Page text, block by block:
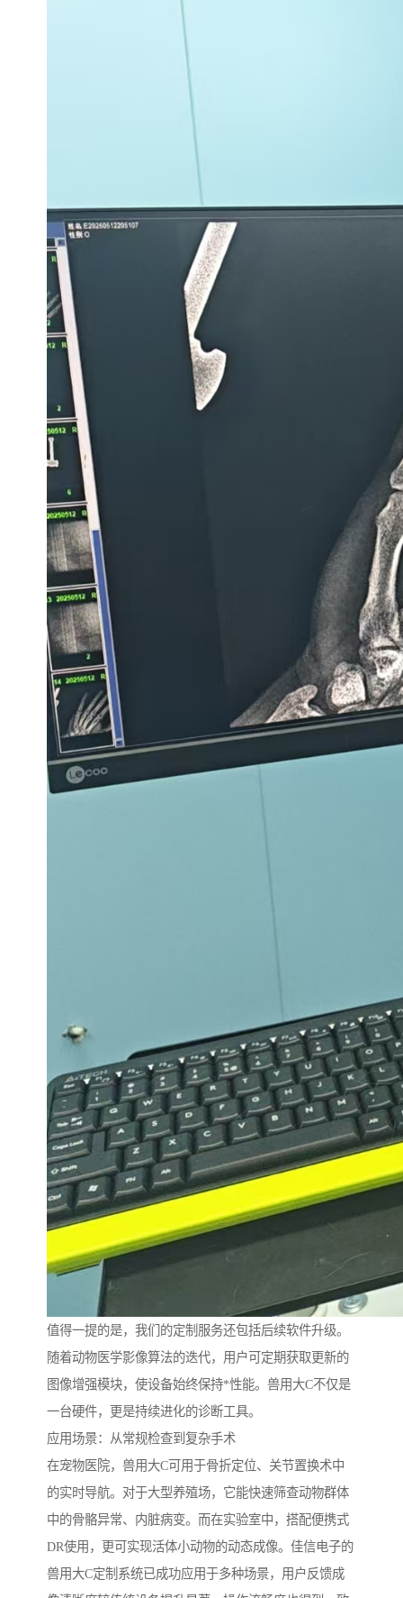
值得一提的是，我们的定制服务还包括后续软件升级。
随着动物医学影像算法的迭代，用户可定期获取更新的
图像增强模块，使设备始终保持*性能。兽用大C不仅是
一台硬件，更是持续进化的诊断工具。
应用场景：从常规检查到复杂手术
在宠物医院，兽用大C可用于骨折定位、关节置换术中
的实时导航。对于大型养殖场，它能快速筛查动物群体
中的骨骼异常、内脏病变。而在实验室中，搭配便携式
DR使用，更可实现活体小动物的动态成像。佳信电子的
兽用大C定制系统已成功应用于多种场景，用户反馈成